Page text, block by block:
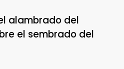
alambrado del
el sembrado del